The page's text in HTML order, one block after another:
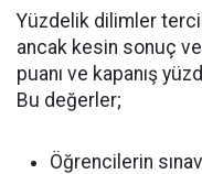
Yüzdelik dilimler
ancak kesin sonuç
puanı ve kapanış
Bu değerler;
Öğrencilerin